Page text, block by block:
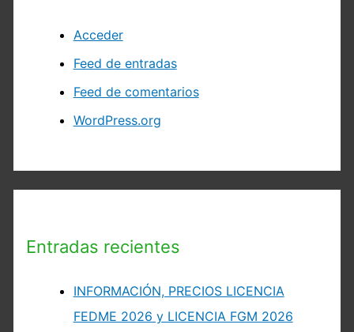
Acceder
Feed de entradas
Feed de comentarios
WordPress.org
Entradas recientes
INFORMACIÓN, PRECIOS LICENCIA
FEDME 2026 y LICENCIA FGM 2026